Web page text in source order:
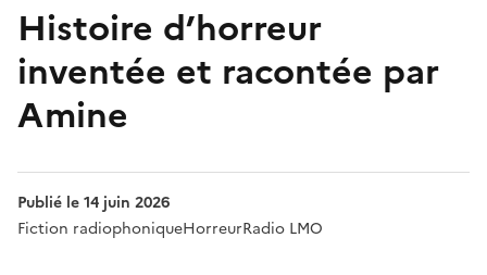
Histoire d’horreur
inventée et racontée par
Amine
Publié le14 juin 2026
Fiction radiophoniqueHorreurRadio LMO